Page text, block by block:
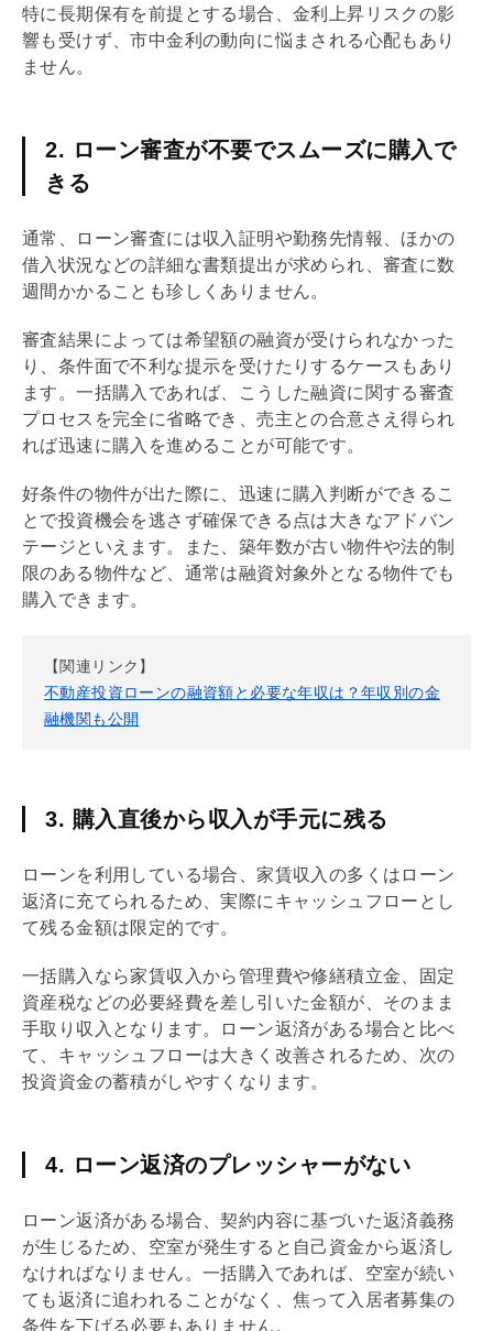
特に長期保有を前提とする場合、金利上昇リスクの影
響も受けず、市中金利の動向に悩まされる心配もあり
ません。
2. ローン審査が不要でスムーズに購入で
きる
通常、ローン審査には収入証明や勤務先情報、ほかの
借入状況などの詳細な書類提出が求められ、審査に数
週間かかることも珍しくありません。
審査結果によっては希望額の融資が受けられなかった
り、条件面で不利な提示を受けたりするケースもあり
ます。一括購入であれば、こうした融資に関する審査
プロセスを完全に省略でき、売主との合意さえ得られ
れば迅速に購入を進めることが可能です。
好条件の物件が出た際に、迅速に購入判断ができるこ
とで投資機会を逃さず確保できる点は大きなアドバン
テージといえます。また、 築年数が古い物件や法的制
限のある物件など、通常は融資対象外となる物件でも
購入できます。
【関連リンク】
不動産投資ローンの融資額と必要な年収は？年収別の金
融機関も公開
3. 購入直後から収入が手元に残る
ローンを利用している場合、家賃収入の多くはローン
返済に充てられるため、実際にキャッシュフローとし
て残る金額は限定的です。
一括購入なら家賃収入から管理費や修繕積立金
固定
資産税などの必要経費を差し引いた金額が、そのまま
手取り収入となります。ローン返済がある場合と比べ
て、キャッシュフローは大きく改善されるため、次の
投資資金の蓄積がしやすくなります。
4. ローン返済のプレッシャーがない
ローン返済がある場合、契約内容に基づいた返済義務
が生じるため、空室が発生すると自己資金から返済し
なければなりません。一括購入であれば、空室が続い
ても返済に追われることがなく、焦って入居者募集の
条件を下げる必要もありません。